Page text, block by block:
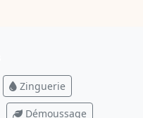
Zinguerie
Démoussage